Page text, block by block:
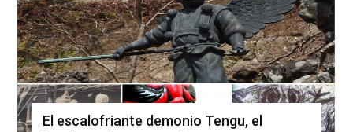
El escalofriante demonio Tengu, el